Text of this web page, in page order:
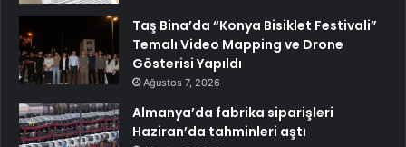
Taş Bina’da “Konya Bisiklet Festivali”
Temalı Video Mapping ve Drone
Gösterisi Yapıldı
Ağustos 7, 2026
Almanya’da fabrika siparişleri
Haziran’da tahminleri aştı